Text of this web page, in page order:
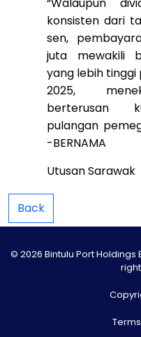
“Walaupun
konsisten dari
sen,
juta mewakili
yang lebih
2025,
berterusan
pulangan
-BERNAMA
Utusan Sarawak
Back
© 2026 Bintulu Port Holdings